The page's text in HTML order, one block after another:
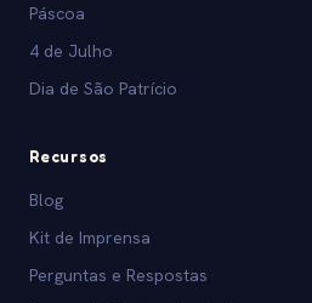
Páscoa
4 de Julho
Dia de São Patrício
Recursos
Blog
Kit de Imprensa
Perguntas e Respostas